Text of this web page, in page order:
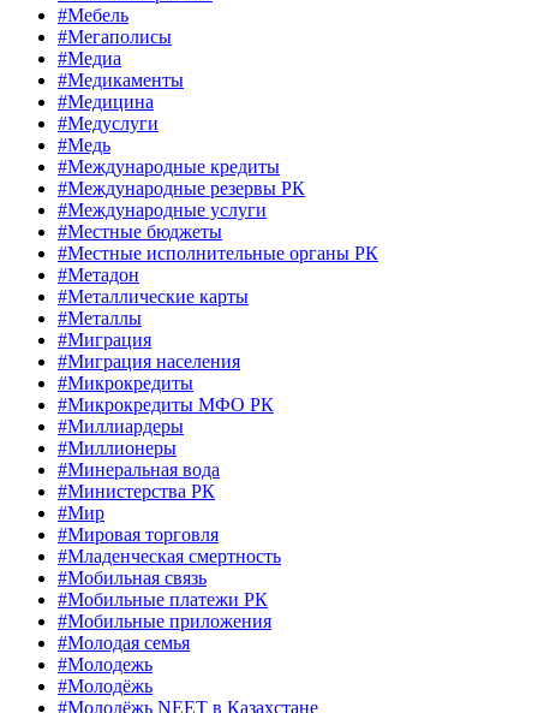
#Мебель
#Мегаполисы
#Медиа
#Медикаменты
#Медицина
#Медуслуги
#Медь
#Международные кредиты
#Международные резервы РК
#Международные услуги
#Местные бюджеты
#Местные исполнительные органы РК
#Метадон
#Металлические карты
#Металлы
#Миграция
#Миграция населения
#Микрокредиты
#Микрокредиты МФО РК
#Миллиардеры
#Миллионеры
#Минеральная вода
#Министерства РК
#Мир
#Мировая торговля
#Младенческая смертность
#Мобильная связь
#Мобильные платежи РК
#Мобильные приложения
#Молодая семья
#Молодежь
#Молодёжь
#Молодёжь NEET в Казахстане